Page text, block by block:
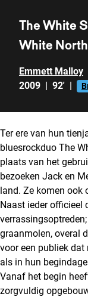
The White
White
Emmett Malloy
2009 | 92' |
Ter ere van hun
bluesrockduo The
plaats van het
bezoeken Jack en
land. Ze komen ook
Naast ieder officieel
graanmolen, overal
voor een publiek
als in hun
Vanaf het begin
zorgvuldig